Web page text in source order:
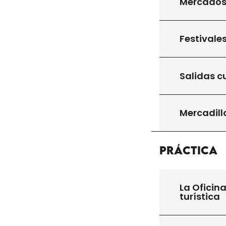
Salidas
Práctica
La
turística